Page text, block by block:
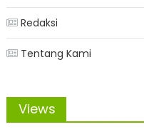
Redaksi
Tentang Kami
Views